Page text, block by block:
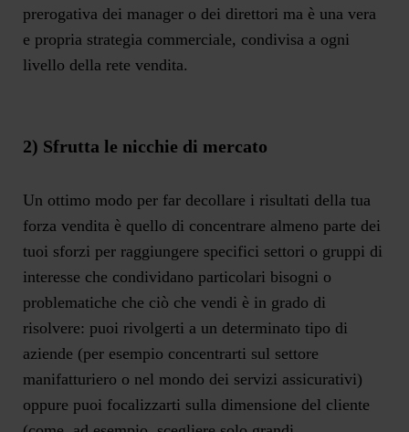
prerogativa dei manager o dei direttori ma è una vera
e propria strategia commerciale, condivisa a ogni
livello della rete vendita.
2) Sfrutta le nicchie di mercato
Un ottimo modo per far decollare i risultati della tua
forza vendita è quello di concentrare almeno parte dei
tuoi sforzi per raggiungere specifici settori o gruppi di
interesse che condividano particolari bisogni o
problematiche che ciò che vendi è in grado di
risolvere: puoi rivolgerti a un determinato tipo di
aziende (per esempio concentrarti sul settore
manifatturiero o nel mondo dei servizi assicurativi)
oppure puoi focalizzarti sulla dimensione del cliente